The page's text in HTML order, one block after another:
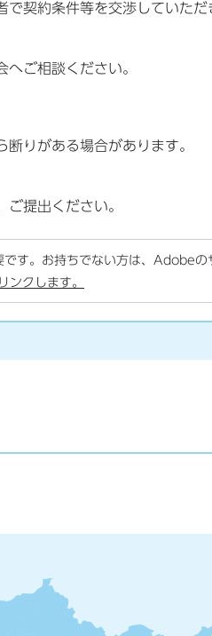
契約条件等を交渉していただ
ご相談ください。
りがある場合があります。
提出ください。
す。お持ちでない方は、Adobeの
クします。